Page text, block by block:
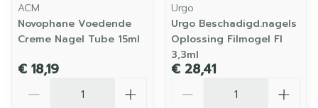
ACM
Novophane Voedende
Creme Nagel Tube 15ml
€ 18,19
Urgo
Urgo Beschadigd.nagels
Oplossing Filmogel Fl
3,3ml
€ 28,41